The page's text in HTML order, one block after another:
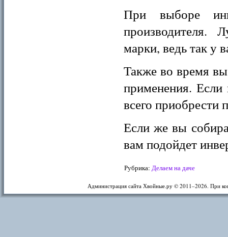
При выборе
производителя.
марки, ведь так у
Также во время
применения.
всего приобрести
Если же вы
вам подойдет
Рубрика: Делаем на даче
Администрация сайта Хвойные.ру © 2011–2026. При